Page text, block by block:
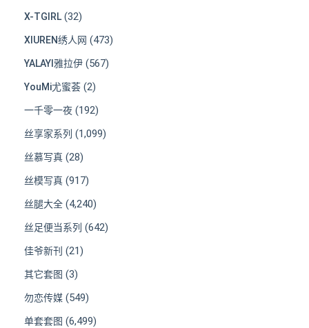
X-TGIRL(32)
XIUREN绣人网 (473)
YALAYI雅拉伊 (567)
YouMi尤蜜荟 (2)
一千零一夜 (192)
丝享家系列 (1,099)
丝慕写真 (28)
丝模写真 (917)
丝腿大全 (4,240)
丝足便当系列 (642)
佳爷新刊 (21)
其它套图 (3)
勿恋传媒 (549)
单套套图 (6,499)